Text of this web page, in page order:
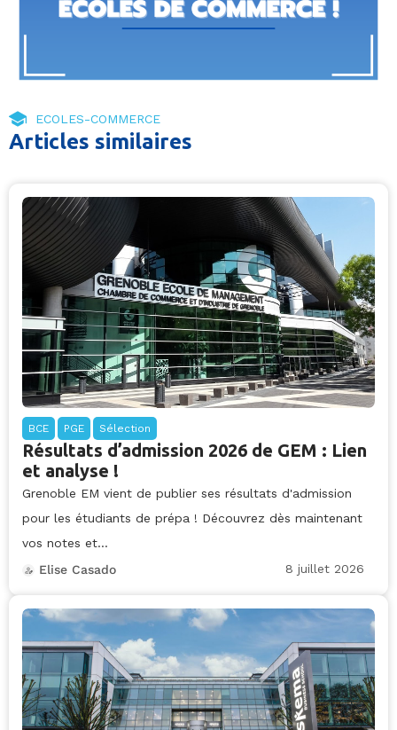
ECOLES-COMMERCE
Articles similaires
BCE PGE Sélection
Résultats d’admission 2026 de GEM : Lien
et analyse !
Grenoble EM vient de publier ses résultats d'admission
pour les étudiants de prépa ! Découvrez dès maintenant
vos notes et...
Elise Casado
8 juillet 2026